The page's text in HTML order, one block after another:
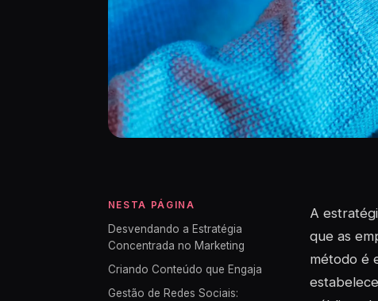
NESTA PÁGINA
Desvendando a Estratégia
Concentrada no Marketing
Criando Conteúdo que Engaja
Gestão de Redes Sociais:
A
que as
método é